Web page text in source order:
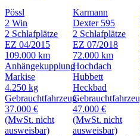
Pössl
2 Win
2 Schlafplätze
EZ 04/2015
109.000 km
Anhängekupplung
Markise
4.250 kg
Gebrauchtfahrzeug
37.000 €
(MwSt. nicht
ausweisbar)
Karmann
Dexter 595
2 Schlafplätze
EZ 07/2018
72.000 km
Hochdach
Hubbett
Heckbad
47.000 €
(MwSt. nicht
ausweisbar)